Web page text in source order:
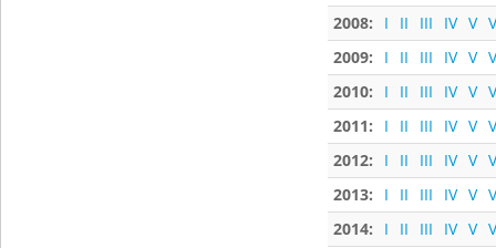
2008:
I II III IV V
2009:
I II III IV V
2010:
I II III IV V
2011:
I II III IV V
2012:
I II III IV V
2013:
I II III IV V
2014:
I II III IV V